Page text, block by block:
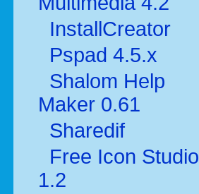
InstallCreator
Pspad 4.5.x
Shalom Help
Maker 0.61
Sharedif
Free Icon Studio
1.2